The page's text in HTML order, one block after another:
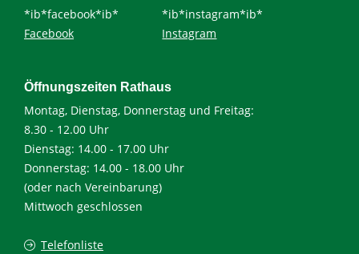
*ib*facebook*ib*
Facebook
*ib*instagram*ib*
Instagram
Öffnungszeiten Rathaus
Montag, Dienstag, Donnerstag und Freitag:
8.30 - 12.00 Uhr
Dienstag: 14.00 - 17.00 Uhr
Donnerstag: 14.00 - 18.00 Uhr
(oder nach Vereinbarung)
Mittwoch geschlossen
Telefonliste